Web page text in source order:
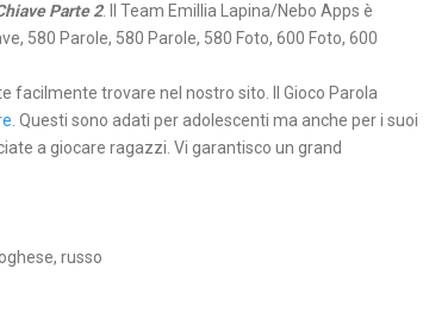
Parte 2. Il Team Emillia Lapina/Nebo Apps è
580 Parole, 580 Parole, 580 Foto, 600 Foto, 600
facilmente trovare nel nostro sito. Il Gioco Parola
. Questi sono adati per adolescenti ma anche per i suoi
a giocare ragazzi. Vi garantisco un grand
russo